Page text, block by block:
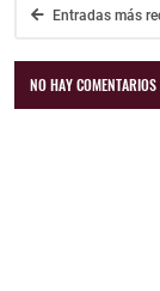
Entradas más
NO HAY COMENTARIOS